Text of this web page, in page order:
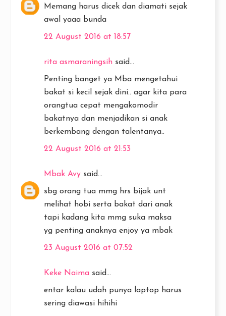
Memang harus dicek dan diamati sejak
awal yaaa bunda
22 August 2016 at 18:57
rita asmaraningsih said...
Penting banget ya Mba mengetahui
bakat si kecil sejak dini.. agar kita para
orangtua cepat mengakomodir
bakatnya dan menjadikan si anak
berkembang dengan talentanya..
22 August 2016 at 21:53
Mbak Avy said...
sbg orang tua mmg hrs bijak unt
melihat hobi serta bakat dari anak
tapi kadang kita mmg suka maksa
yg penting anaknya enjoy ya mbak
23 August 2016 at 07:52
Keke Naima said...
entar kalau udah punya laptop harus
sering diawasi hihihi